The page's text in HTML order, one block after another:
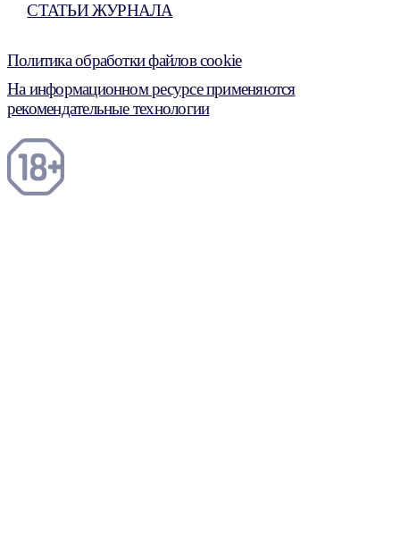
СТАТЬИ ЖУРНАЛА
Политика обработки файлов cookie
На информационном ресурсе применяются
рекомендательные технологии